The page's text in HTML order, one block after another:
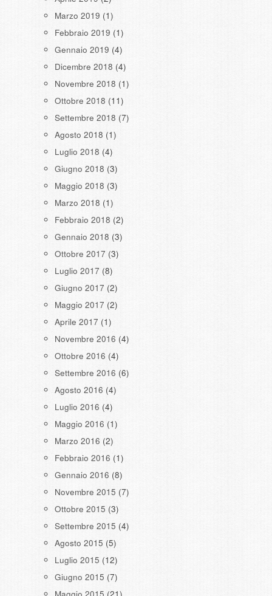
Marzo 2019 (1)
Febbraio 2019 (1)
Gennaio 2019 (4)
Dicembre 2018 (4)
Novembre 2018 (1)
Ottobre 2018 (11)
Settembre 2018 (7)
Agosto 2018 (1)
Luglio 2018 (4)
Giugno 2018 (3)
Maggio 2018 (3)
Marzo 2018 (1)
Febbraio 2018 (2)
Gennaio 2018 (3)
Ottobre 2017 (3)
Luglio 2017 (8)
Giugno 2017 (2)
Maggio 2017 (2)
Aprile 2017 (1)
Novembre 2016 (4)
Ottobre 2016 (4)
Settembre 2016 (6)
Agosto 2016 (4)
Luglio 2016 (4)
Maggio 2016 (1)
Marzo 2016 (2)
Febbraio 2016 (1)
Gennaio 2016 (8)
Novembre 2015 (7)
Ottobre 2015 (3)
Settembre 2015 (4)
Agosto 2015 (5)
Luglio 2015 (12)
Giugno 2015 (7)